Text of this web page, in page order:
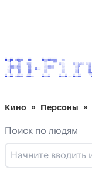
Кино Персоны
Поиск по людям